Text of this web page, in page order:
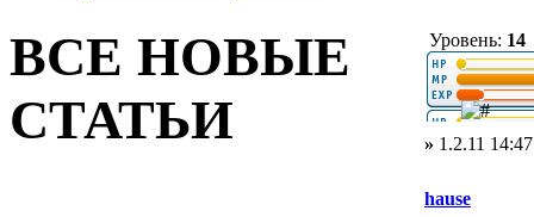
ВСЕ НОВЫЕ
СТАТЬИ
Уровень: 14
» 1.2.11 14:47
hause